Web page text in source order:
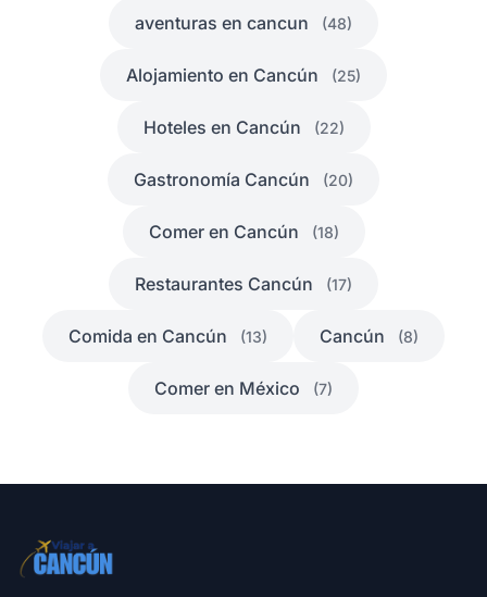
aventuras en cancun (48)
Alojamiento en Cancún (25)
Hoteles en Cancún (22)
Gastronomía Cancún (20)
Comer en Cancún (18)
Restaurantes Cancún (17)
Comida en Cancún (13) Cancún (8)
Comer en México (7)